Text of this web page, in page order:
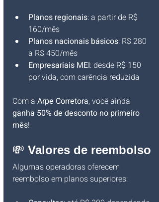
Planos regionais: a partir de R$
160/mês
Planos nacionais básicos: R$ 280
a R$ 450/mês
Empresariais MEI: desde R$ 150
por vida, com carência reduzida
Com a Arpe Corretora, você ainda
ganha 50% de desconto no primeiro
mês!
💸 Valores de reembolso
Algumas operadoras oferecem
reembolso em planos superiores: